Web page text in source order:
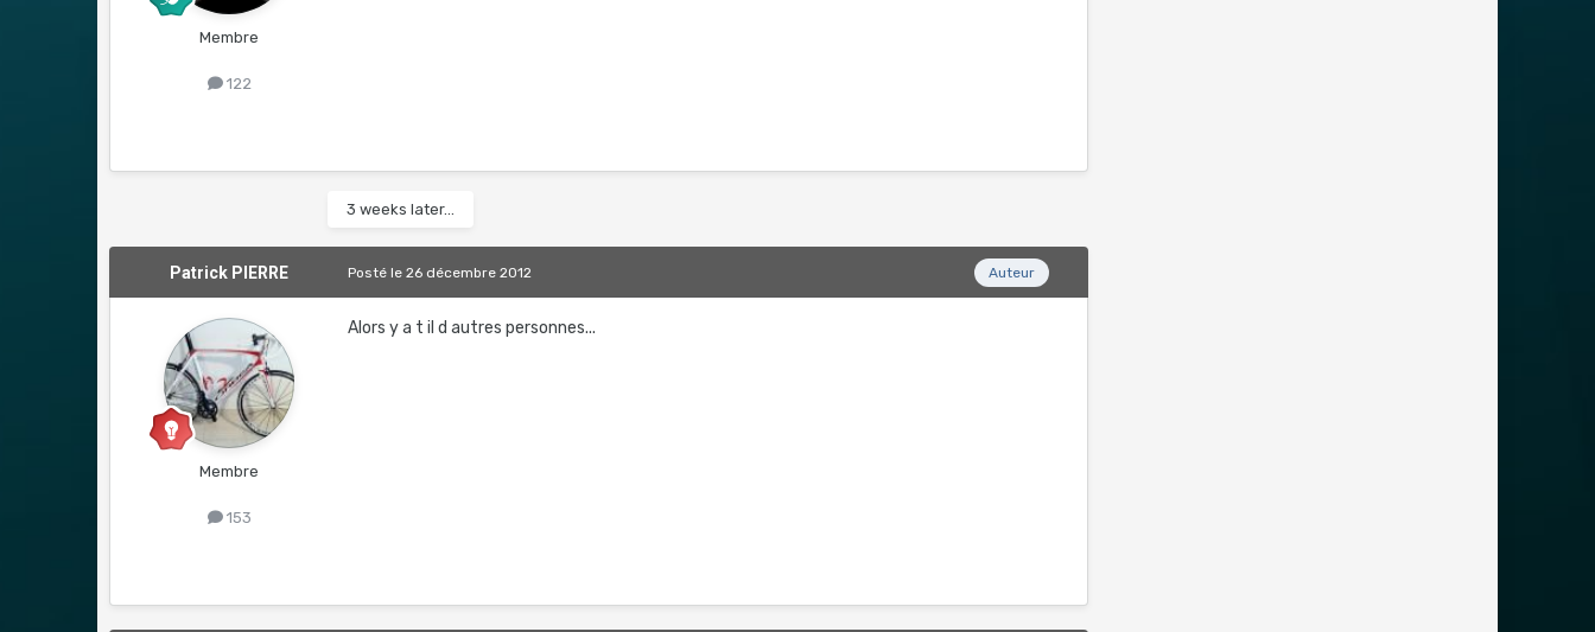
Membre
122
3 weeks later...
Patrick PIERRE
Membre
153
Auteur
Postéle 26 décembre 2012
Alors y a t il d autres personnes...